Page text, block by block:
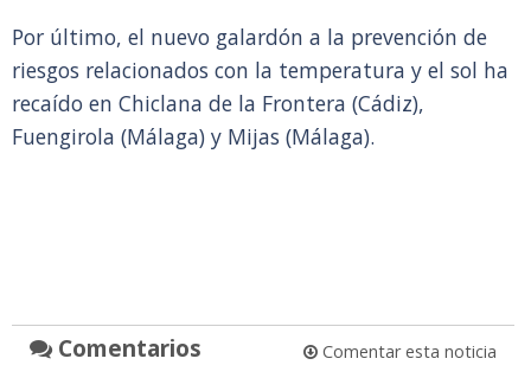
Por último, el nuevo galardón a la prevención de
riesgos relacionados con la temperatura y el sol ha
recaído en Chiclana de la Frontera (Cádiz),
Fuengirola (Málaga) y Mijas (Málaga).
Comentarios Comentar esta noticia